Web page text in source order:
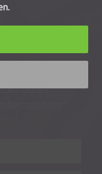
tips en
kinderen